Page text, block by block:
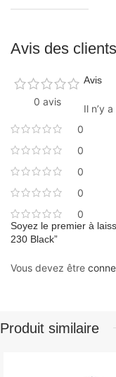
Avis des clients
0 avis
0
0
0
0
0
Avis
Il n’y
Soyez le premier à
230 Black”
Vous devez être
Produit similaire